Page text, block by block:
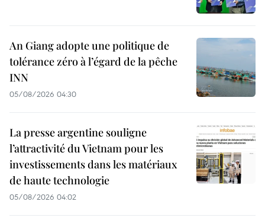
An Giang adopte une politique de
tolérance zéro à l’égard de la pêche
INN
05/08/2026 04:30
La presse argentine souligne
l’attractivité du Vietnam pour les
investissements dans les matériaux
de haute technologie
05/08/2026 04:02